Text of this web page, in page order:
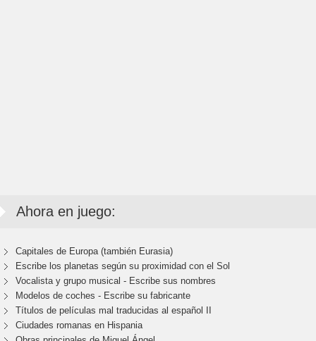
Ahora en juego:
Capitales de Europa (también Eurasia)
Escribe los planetas según su proximidad con el Sol
Vocalista y grupo musical - Escribe sus nombres
Modelos de coches - Escribe su fabricante
Títulos de películas mal traducidas al español II
Ciudades romanas en Hispania